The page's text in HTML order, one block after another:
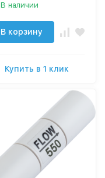
В наличии
В корзину
Купить в 1 клик